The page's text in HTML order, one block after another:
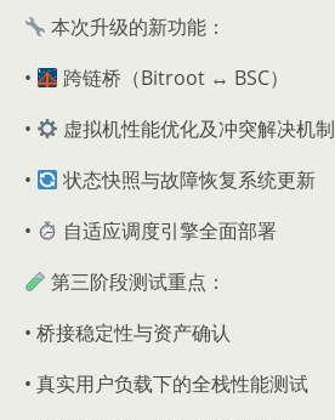
本次升级的新功能：
•
跨链桥（Bitroot ↔️ BSC）
•
虚拟机性能优化及冲突解决机制
•
状态快照与故障恢复系统更新
•
自适应调度引擎全面部署
第三阶段测试重点：
• 桥接稳定性与资产确认
• 真实用户负载下的全栈性能测试